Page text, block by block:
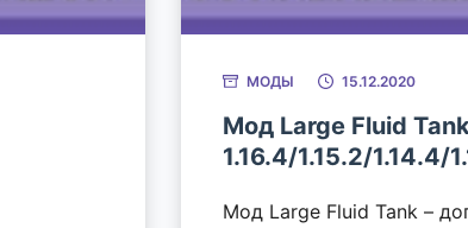
МОДЫ 15.12.2020
Мод Large Fluid
1.16.4/1.15.2/1.14.4/
Мод Large Fluid Tank –